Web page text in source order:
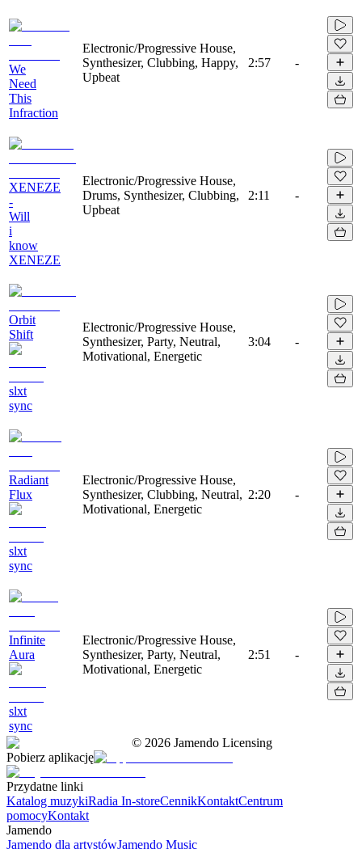
We
Need
This
Infraction
Electronic/Progressive House,
Synthesizer, Clubbing, Happy,
Upbeat
2:57 -
XENEZE
-
Will
i
know
XENEZE
Electronic/Progressive House,
Drums, Synthesizer, Clubbing,
Upbeat
2:11 -
Orbit
Shift
slxt
sync
Electronic/Progressive House,
Synthesizer, Party, Neutral,
Motivational, Energetic
3:04 -
Radiant
Flux
slxt
sync
Electronic/Progressive House,
Synthesizer, Clubbing, Neutral,
Motivational, Energetic
2:20 -
Infinite
Aura
slxt
sync
Electronic/Progressive House,
Synthesizer, Party, Neutral,
Motivational, Energetic
2:51 -
© 2026 Jamendo Licensing
Pobierz aplikację
Przydatne linki
Katalog muzykiRadia In-storeCennikKontaktCentrum
pomocyKontakt
Jamendo
Jamendo dla artystówJamendo Music